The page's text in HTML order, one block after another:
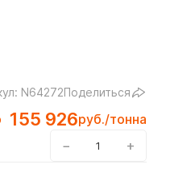
N64272Поделиться
155 926руб./тонна
− +